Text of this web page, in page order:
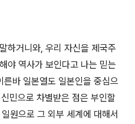
하거니와, 우리 자신을 제국주
야 역사가 보인다고 나는 믿는
바 일본열도 일본인을 중심으
민으로 차별받은 점은 부인할
원으로 그 외부 세계에 대해서